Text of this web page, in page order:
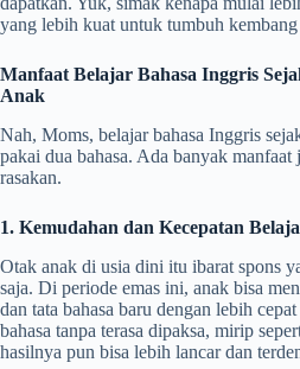
yang lebih kuat untuk tumbuh kembang
Manfaat Belajar Bahasa Inggris
Anak
Nah, Moms, belajar bahasa Inggris
pakai dua bahasa. Ada banyak
rasakan.
1. Kemudahan dan Kecepatan
Otak anak di usia dini itu ibarat spons
saja. Di periode emas ini, anak bisa
dan tata bahasa baru dengan lebih
bahasa tanpa terasa dipaksa, mirip
hasilnya pun bisa lebih lancar dan